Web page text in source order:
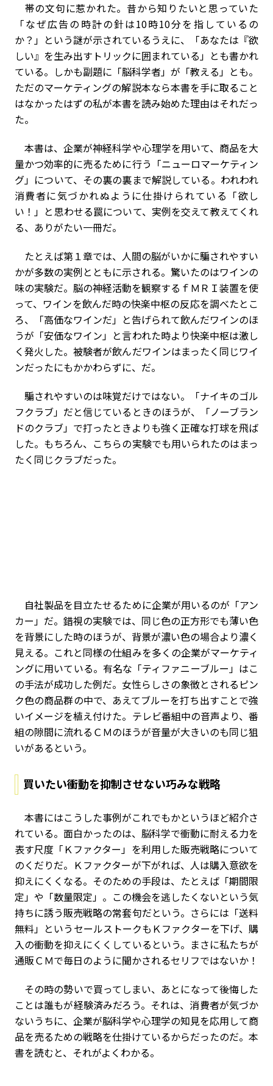
帯の文句に惹かれた。昔から知りたいと思っていた
「なぜ広告の時計の針は10時10分を指しているの
か？」という謎が示されているうえに、「あなたは『欲
しい』を生み出すトリックに囲まれている」とも書かれ
ている。しかも副題に「脳科学者」が「教える」とも。
ただのマーケティングの解説本なら本書を手に取ること
はなかったはずの私が本書を読み始めた理由はそれだっ
た。
本書は、企業が神経科学や心理学を用いて、商品を大
量かつ効率的に売るために行う「ニューロマーケティン
グ」について、その裏の裏まで解説している。われわれ
消費者に気づかれぬように仕掛けられている「欲し
い！」と思わせる罠について、実例を交えて教えてくれ
る、ありがたい一冊だ。
たとえば第１章では、人間の脳がいかに騙されやすい
かが多数の実例とともに示される。驚いたのはワインの
味の実験だ。脳の神経活動を観察するｆＭＲＩ装置を使
って、ワインを飲んだ時の快楽中枢の反応を調べたとこ
ろ、「高価なワインだ」と告げられて飲んだワインのほ
うが「安価なワイン」と言われた時より快楽中枢は激し
く発火した。被験者が飲んだワインはまったく同じワイ
ンだったにもかかわらずに、だ。
騙されやすいのは味覚だけではない。「ナイキのゴル
フクラブ」だと信じているときのほうが、「ノーブラン
ドのクラブ」で打ったときよりも強く正確な打球を飛ば
した。もちろん、こちらの実験でも用いられたのはまっ
たく同じクラブだった。
自社製品を目立たせるために企業が用いるのが「アン
カー」だ。錯視の実験では、同じ色の正方形でも薄い色
を背景にした時のほうが、背景が濃い色の場合より濃く
見える。これと同様の仕組みを多くの企業がマーケティ
ングに用いている。有名な「ティファニーブルー」はこ
の手法が成功した例だ。女性らしさの象徴とされるピン
ク色の商品群の中で、あえてブルーを打ち出すことで強
いイメージを植え付けた。テレビ番組中の音声より、番
組の隙間に流れるＣＭのほうが音量が大きいのも同じ狙
いがあるという。
買いたい衝動を抑制させない巧みな戦略
本書にはこうした事例がこれでもかというほど紹介さ
れている。面白かったのは、脳科学で衝動に耐える力を
表す尺度「Ｋファクター」を利用した販売戦略について
のくだりだ。Ｋファクターが下がれば、人は購入意欲を
抑えにくくなる。そのための手段は、たとえば「期間限
定」や「数量限定」。この機会を逃したくないという気
持ちに誘う販売戦略の常套句だという。さらには「送料
無料」というセールストークもＫファクターを下げ、購
入の衝動を抑えにくくしているという。まさに私たちが
通販ＣＭで毎日のように聞かされるセリフではないか！
その時の勢いで買ってしまい、あとになって後悔した
ことは誰もが経験済みだろう。それは、消費者が気づか
ないうちに、企業が脳科学や心理学の知見を応用して商
品を売るための戦略を仕掛けているからだったのだ。本
書を読むと、それがよくわかる。